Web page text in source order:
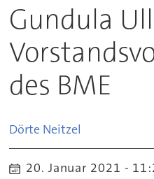
Gundula
des BME
Dörte Neitzel
20. Januar 2021 -